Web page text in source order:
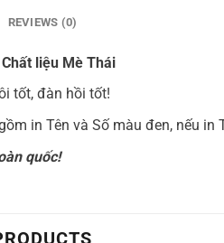
REVIEWS (0)
liệu Mè Thái
tốt, đàn hồi tốt!
in Tên và Số màu đen, nếu
quốc!